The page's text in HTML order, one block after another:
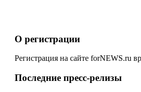
О регистрации
Регистрация на сайте forNEWS.ru
Последние пресс-релизы